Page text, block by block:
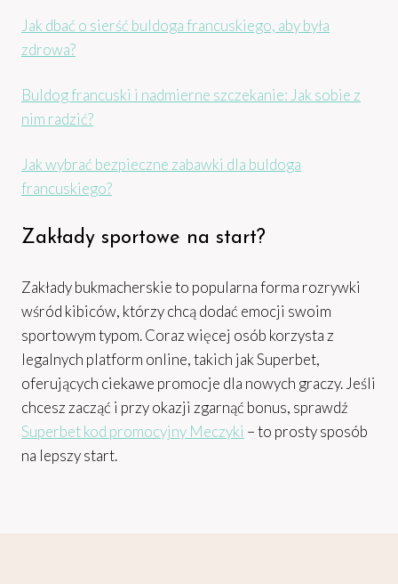
Jak dbać o sierść buldoga francuskiego, aby była
zdrowa?
Buldog francuski i nadmierne szczekanie: Jak sobie z
nim radzić?
Jak wybrać bezpieczne zabawki dla buldoga
francuskiego?
Zakłady sportowe na start?
Zakłady bukmacherskie to popularna forma rozrywki
wśród kibiców, którzy chcą dodać emocji swoim
sportowym typom. Coraz więcej osób korzysta z
legalnych platform online, takich jak Superbet,
oferujących ciekawe promocje dla nowych graczy. Jeśli
chcesz zacząć i przy okazji zgarnąć bonus, sprawdź
Superbet kod promocyjny Meczyki – to prosty sposób
na lepszy start.